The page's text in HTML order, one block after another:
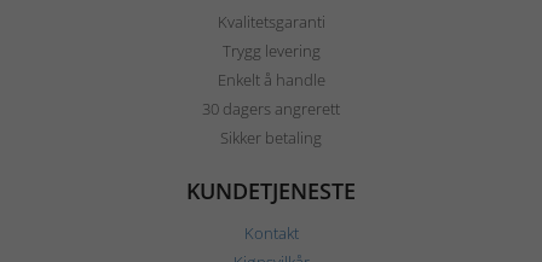
Kvalitetsgaranti
Trygg levering
Enkelt å handle
30 dagers angrerett
Sikker betaling
KUNDETJENESTE
Kontakt